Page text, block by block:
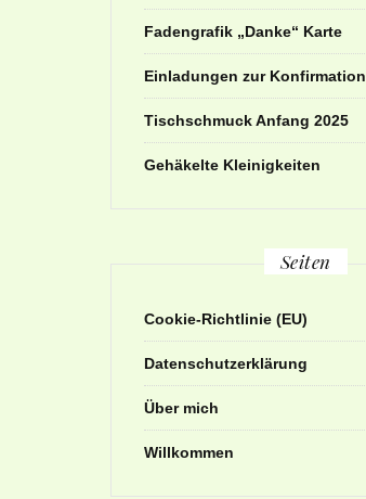
Fadengrafik „Danke“ Karte
Einladungen zur Konfirmation
Tischschmuck Anfang 2025
Gehäkelte Kleinigkeiten
Seiten
Cookie-Richtlinie (EU)
Datenschutzerklärung
Über mich
Willkommen